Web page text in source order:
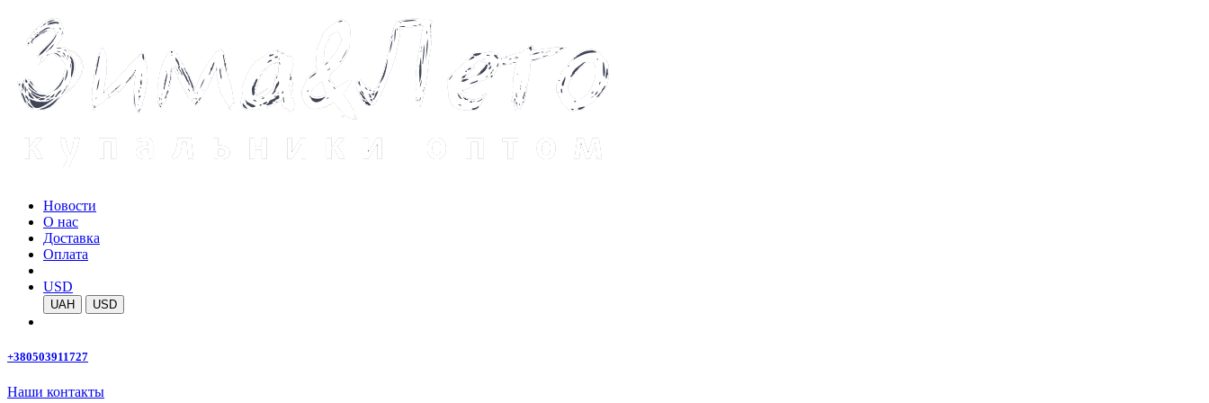
Новости
О нас
Доставка
Оплата
USD
UAH USD
+380503911727
Наши контакты